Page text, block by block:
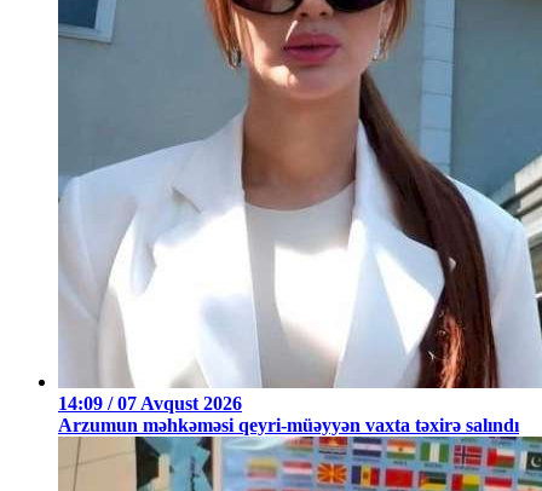
14:09 / 07 Avqust 2026
Arzumun məhkəməsi qeyri-müəyyən vaxta təxirə salındı